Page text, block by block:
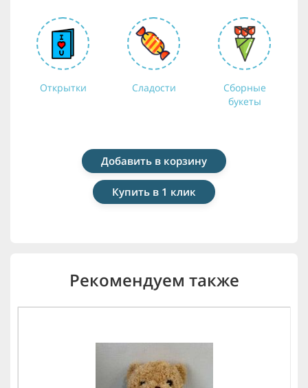
Открытки Сладости
Сборные
букеты
Добавить в корзину
Купить в 1 клик
Рекомендуем также